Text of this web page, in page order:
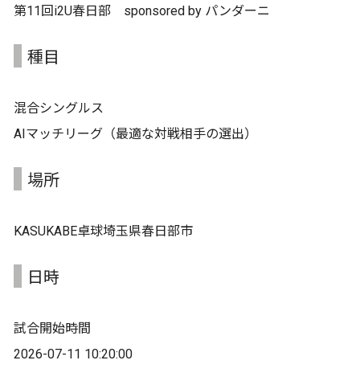
第11回i2U春日部 sponsored by パンダーニ
種目
混合シングルス
AIマッチリーグ（最適な対戦相手の選出）
場所
KASUKABE卓球埼玉県春日部市
日時
試合開始時間
2026-07-11 10:20:00